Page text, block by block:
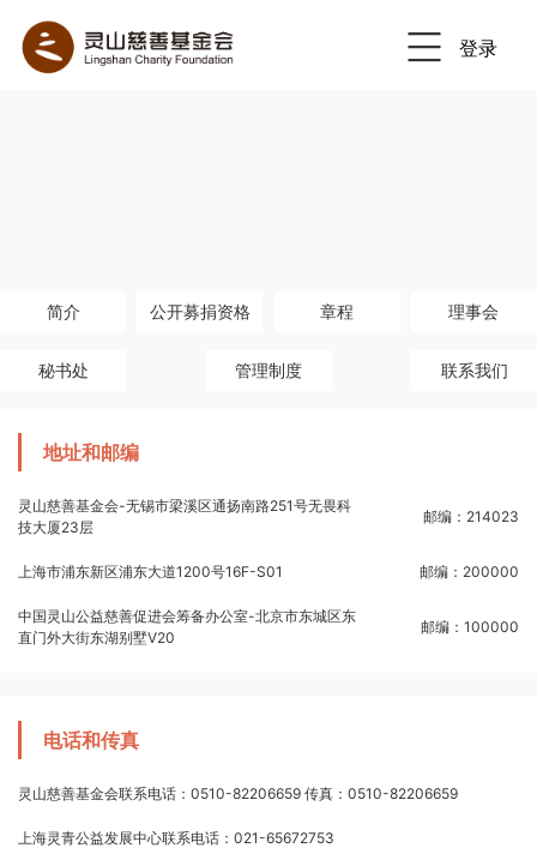
登录
简介 公开募捐资格 章程 理事会
秘书处 管理制度 联系我们
地址和邮编
灵山慈善基金会-无锡市梁溪区通扬南路251号无畏科
技大厦23层
邮编：214023
上海市浦东新区浦东大道1200号16F-S01 邮编：200000
中国灵山公益慈善促进会筹备办公室-北京市东城区东
直门外大街东湖别墅V20
邮编：100000
电话和传真
灵山慈善基金会联系电话：0510-82206659 传真：0510-82206659
上海灵青公益发展中心联系电话：021-65672753